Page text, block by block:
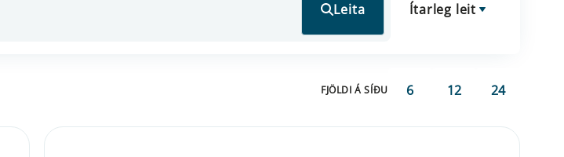
Leita Ítarleg leit
FJÖLDI Á SÍÐU 6 12 24